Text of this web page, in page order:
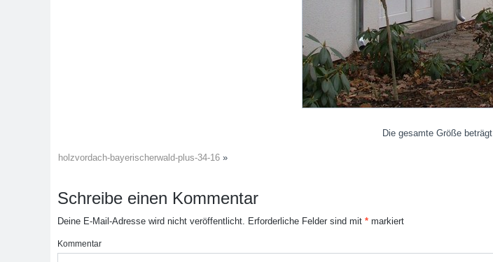
Die gesamte Größe beträgt
holzvordach-bayerischerwald-plus-34-16 »
Schreibe einen Kommentar
Deine E-Mail-Adresse wird nicht veröffentlicht. Erforderliche Felder sind mit * markiert
Kommentar